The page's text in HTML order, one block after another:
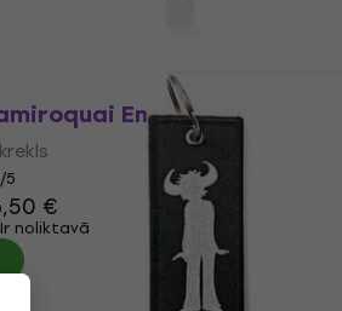
Emergency
/5
€
Ir noliktavā